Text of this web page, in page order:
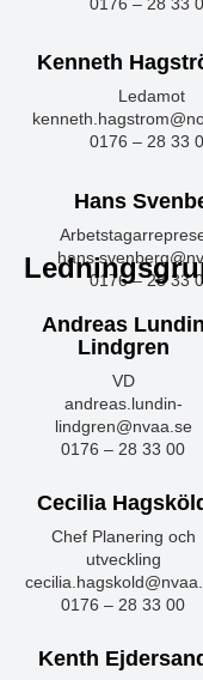
Kenneth
Ledamot
0176 – 28 33
Hans
0176 – 28 33
Andreas Lundin
Lindgren
VD
andreas.lundin-
lindgren@nvaa.se
0176 – 28 33 00
Cecilia
Chef Planering och
utveckling
0176 – 28 33 00
Kenth